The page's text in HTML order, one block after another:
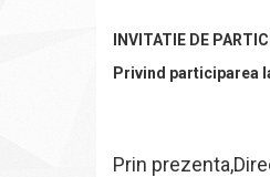
INVITATIE DE
Privind participarea
Prin